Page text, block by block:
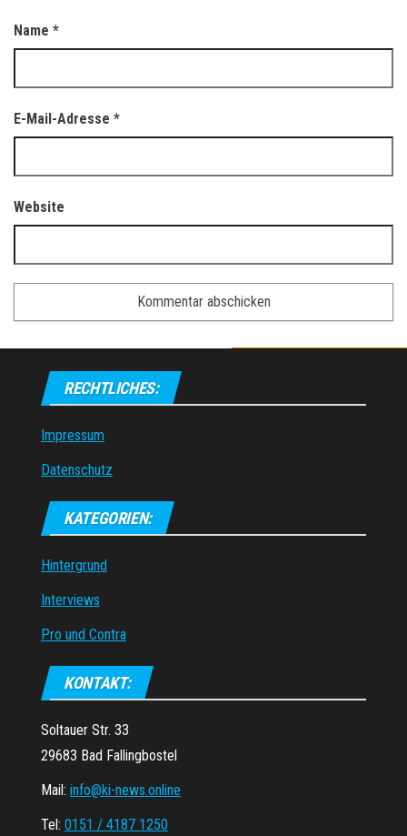
Name *
E-Mail-Adresse *
Website
RECHTLICHES:
Impressum
Datenschutz
KATEGORIEN:
Hintergrund
Interviews
Pro und Contra
KONTAKT:
Soltauer Str. 33
29683 Bad Fallingbostel
Mail: info@ki-news.online
Tel: 0151 / 4187 1250